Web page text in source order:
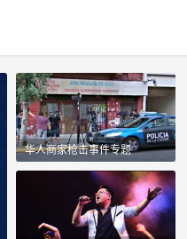
华人商家枪击事件专题